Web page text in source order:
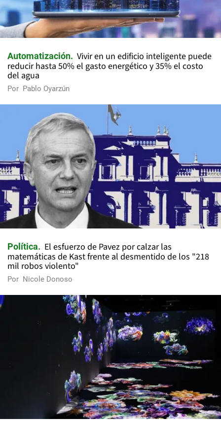
Automatización
Vivir en un edificio inteligente puede
reducir hasta 50% el gasto energético y 35% el costo
del agua
Por Pablo Oyarzún
Política
El esfuerzo de Pavez por calzar las
matemáticas de Kast frente al desmentido de los "218
mil robos violento"
Por Nicole Donoso